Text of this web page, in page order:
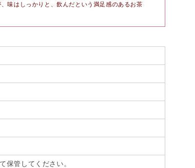
味はしっかりと、飲んだという満足感のあるお茶
保管してください。